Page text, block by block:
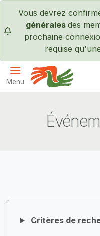
Vous devrez
générales des
prochaine
requise
Menu
Critères de